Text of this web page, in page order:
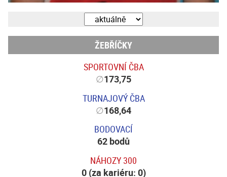
ŽEBŘÍČKY
SPORTOVNÍ ČBA
∅173,75
TURNAJOVÝ ČBA
∅168,64
BODOVACÍ
62 bodů
NÁHOZY 300
0 (za kariéru: 0)